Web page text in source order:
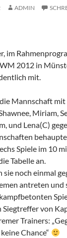
ADMIN
im
2012 in
mit.
Mannschaft mit
Miriam,
und Lena(C)
Spiele im 10
Tabelle an.
sie noch einmal
antreten und
Siegtreffer von
Trainers:
Chance“